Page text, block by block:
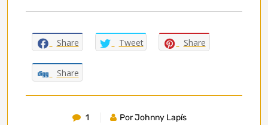
Share Tweet Share
Share
1
Por Johnny Lapís